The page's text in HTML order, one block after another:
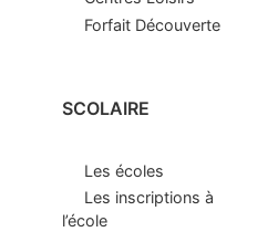
Forfait Découverte
SCOLAIRE
Les écoles
Les inscriptions à
l’école